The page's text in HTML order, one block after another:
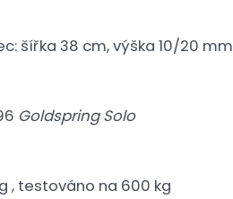
šířka 38 cm, výška 10/20 mm
Goldspring Solo
, testováno na 600 kg